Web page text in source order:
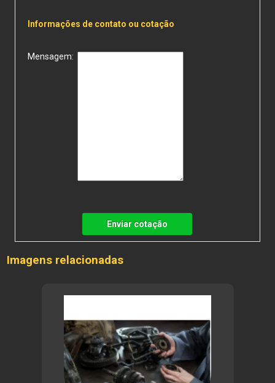
Informações de contato ou cotação
Mensagem:
Enviar cotação
Imagens relacionadas